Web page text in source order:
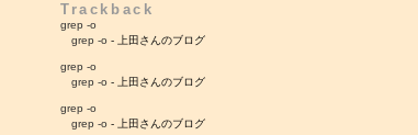
Trackback
grep -o
grep -o - 上田さんのブログ
grep -o
grep -o - 上田さんのブログ
grep -o
grep -o - 上田さんのブログ